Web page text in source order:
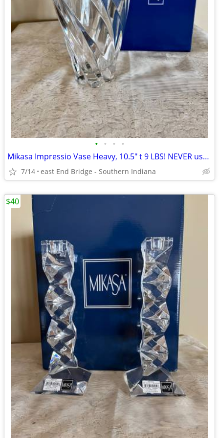
• • • •
Mikasa Impressio Vase Heavy, 10.5" t 9 LBS! NEVER used In box
7/14 east End Bridge - Southern Indiana
$40